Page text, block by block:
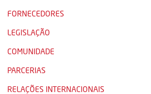
FORNECEDORES
LEGISLAÇÃO
COMUNIDADE
PARCERIAS
RELAÇÕES INTERNACIONAIS